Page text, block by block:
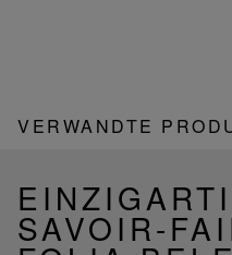
VERWANDTE
SAVOIR-